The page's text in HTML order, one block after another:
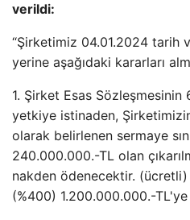
verildi:
“Şirketimiz 04.01.2024 tarih
yerine aşağıdaki kararları
1. Şirket Esas
yetkiye istinaden,
olarak belirlenen sermaye
240.000.000.-TL olan
nakden ödenecektir.
(%400) 1.200.000.000.-TL'ye